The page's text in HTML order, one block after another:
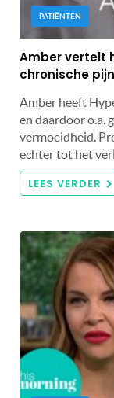
PATIËNTEN
Amber vertelt
chronische
Amber heeft
en daardoor o.a.
vermoeidheid.
echter tot het
LEES VERDER